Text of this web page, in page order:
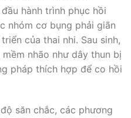
hành trình phục hồi
nhóm cơ bụng phải giãn
của thai nhi. Sau sinh,
nhão như dây thun bị
pháp thích hợp để co hồi
săn chắc, các phương